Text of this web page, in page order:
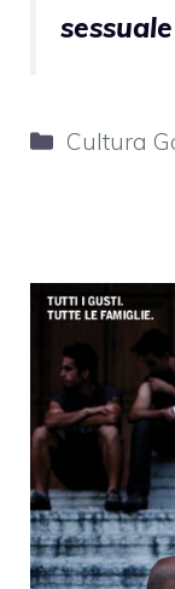
Categorie
Cultura